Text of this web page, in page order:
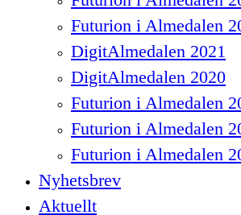
Futurion i Almedalen
DigitAlmedalen 2021
DigitAlmedalen 2020
Futurion i Almedalen
Futurion i Almedalen
Futurion i Almedalen
Nyhetsbrev
Aktuellt